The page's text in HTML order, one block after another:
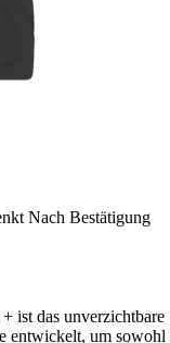
Nach Bestätigung
ist das unverzichtbare
entwickelt, um sowohl